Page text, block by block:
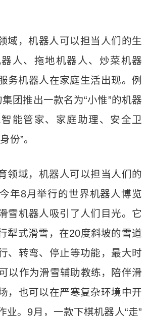
域，机器人可以担当人们的生
人、拖地机器人、炒菜机器
机器人在家庭生活出现。例
团推出一款名为“小惟”的机器
能管家、家庭助理、安全卫
份”。
领域，机器人可以担当人们的
年8月举行的世界机器人博览
雪机器人吸引了人们目光。它
犁式滑雪，在20度斜坡的雪道
、转弯、停止等功能，最大时
以作为滑雪辅助教练，陪伴滑
，也可以在严寒复杂环境中开
业。9月，一款下棋机器人“走”